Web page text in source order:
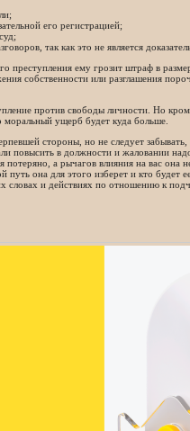
его регистрацией;
так как это не является
преступления ему грозит штраф в
собственности или разглашения
против свободы личности. Но
моральный ущерб будет куда больше.
стороны, но не следует
повысить в должности и жаловании
а рычагов влияния на вас она
путь она для этого изберет и кто будет
словах и действиях по отношению к